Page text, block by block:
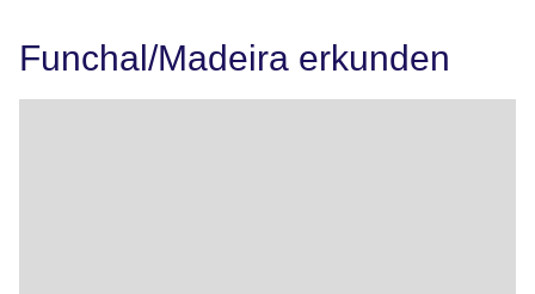
Funchal/Madeira erkunden